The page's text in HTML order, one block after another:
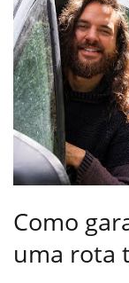
Como
uma rota